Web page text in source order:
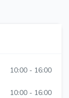
10:00 - 16:00
10:00 - 16:00